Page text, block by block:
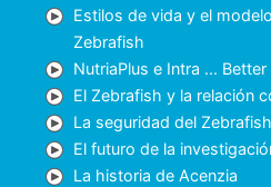
Estilos de vida y el
Zebrafish
NutriaPlus e Intra ...
El Zebrafish y la relación
La seguridad del Zebrafish
El futuro de la
La historia de Acenzia